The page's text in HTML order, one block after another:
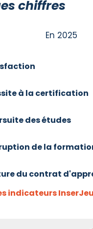
chiffres
En 2025
à la certification
des études
de la
du contrat
indicateurs